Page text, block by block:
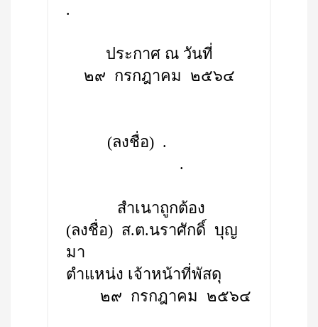
.
ประกาศ ณ วันที่
๒๙ กรกฎาคม ๒๕๖๔
(ลงชื่อ) .
.
สำเนาถูกต้อง
(ลงชื่อ) ส.ต.นราศักดิ์ บุญ
มา
ตำแหน่ง เจ้าหน้าที่พัสดุ
๒๙ กรกฎาคม ๒๕๖๔